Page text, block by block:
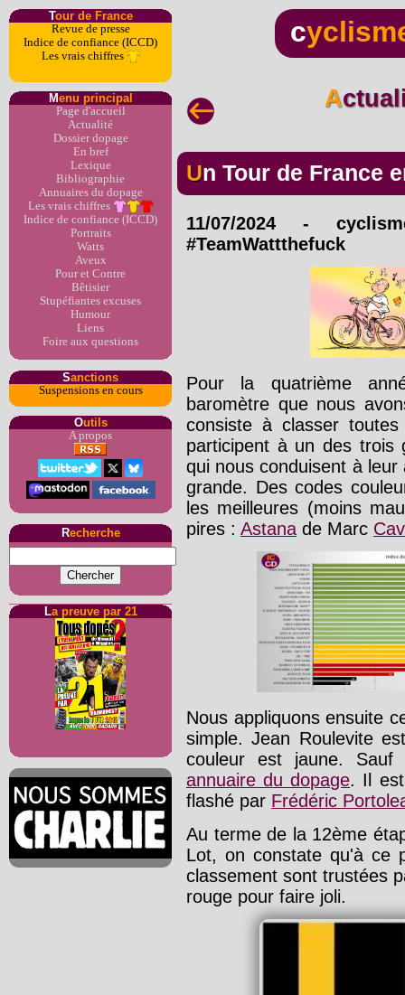
Tour de France
Revue de presse
Indice de confiance (ICCD)
Les vrais chiffres
Menu principal
Page d'accueil
Actualité
Dossier dopage
En bref
Lexique
Bibliographie
Annuaires du dopage
Les vrais chiffres
Indice de confiance (ICCD)
Portraits
Watts
Aveux
Pour et Contre
Bêtisier
Stupéfiantes excuses
Humour
Liens
Foire aux questions
Sanctions
Suspensions en cours
Outils
A propos
Recherche
La preuve par 21
c
Un Tour de France
11/07/2024 -
#TeamWattthefuck
Pour la quatrième
baromètre que nous
consiste à classer
participent à un des trois
qui nous conduisent à
grande. Des codes
les meilleures (moins
pires : Astana de Marc
Nous appliquons ensuite
simple. Jean Roulevite
couleur est jaune.
annuaire du dopage. Il
flashé par Frédéric
Au terme de la 12ème
Lot, on constate qu'à ce
classement sont trustées
rouge pour faire joli.